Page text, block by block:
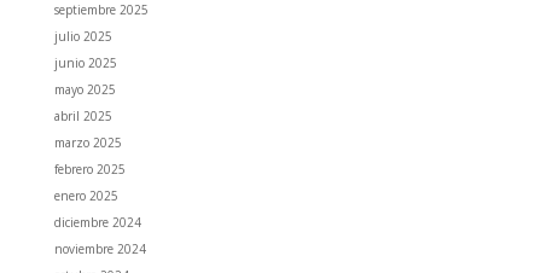
septiembre 2025
julio 2025
junio 2025
mayo 2025
abril 2025
marzo 2025
febrero 2025
enero 2025
diciembre 2024
noviembre 2024